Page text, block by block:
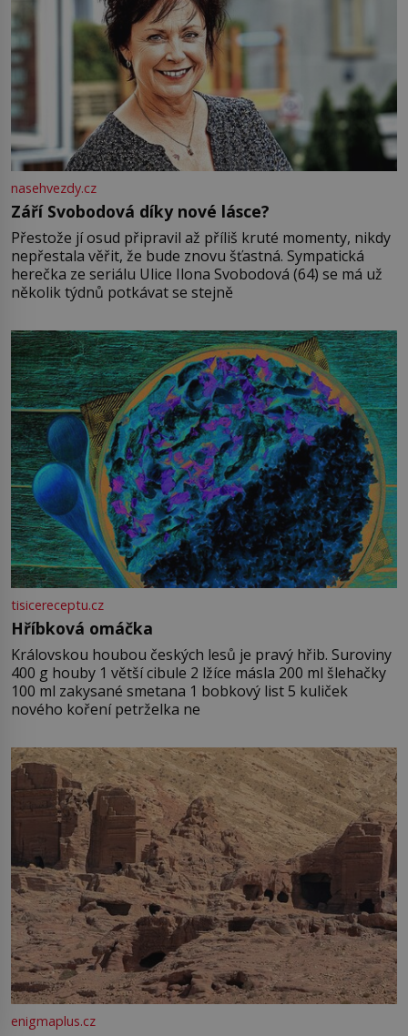
nasehvezdy.cz
Září Svobodová díky nové lásce?
Přestože jí osud připravil až příliš kruté momenty, nikdy
nepřestala věřit, že bude znovu šťastná. Sympatická
herečka ze seriálu Ulice Ilona Svobodová (64) se má už
několik týdnů potkávat se stejně
tisicereceptu.cz
Hříbková omáčka
Královskou houbou českých lesů je pravý hřib. Suroviny
400 g houby 1 větší cibule 2 lžíce másla 200 ml šlehačky
100 ml zakysané smetana 1 bobkový list 5 kuliček
nového koření petrželka ne
enigmaplus.cz